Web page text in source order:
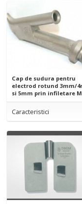
Cap de sudura pentru
electrod rotund 3mm/
si 5mm prin infiletare
Caracteristici